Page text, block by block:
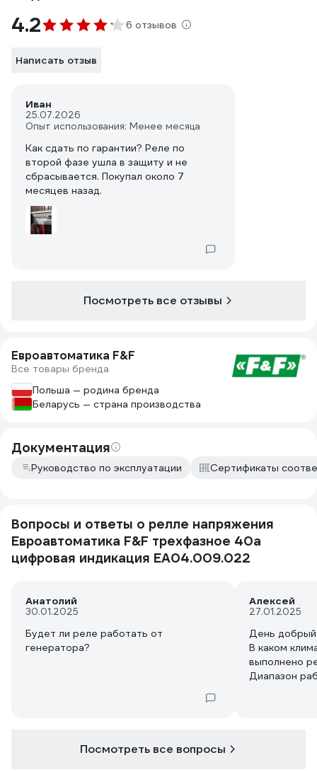
4.2 6 отзывов
Написать отзыв
Иван
25.07.2026
Опыт использования: Менее месяца
Как сдать по гарантии? Реле по
второй фазе ушла в защиту и не
сбрасывается. Покупал около 7
месяцев назад.
Посмотреть все отзывы
Евроавтоматика F&F
Все товары бренда
Польша — родина бренда
Беларусь — страна производства
Документация
Руководство по эксплуатации Сертификаты
Вопросы и ответы о релле напряжения
Евроавтоматика F&F трехфазное 40а
цифровая индикация EA04.009.022
Aнатолий
30.01.2025
Будет ли реле работать от
генератора?
Алексей
27.01.2025
День
В каком
выполнено
Диапазон
Посмотреть все вопросы